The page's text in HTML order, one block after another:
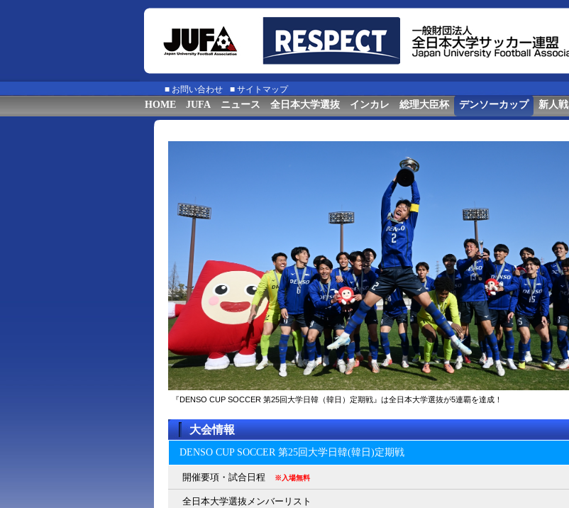
■ お問い合わせ ■ サイトマップ
HOME JUFA ニュース 全日本大学選抜 インカレ 総理大臣杯 デンソーカップ 新人戦
『DENSO CUP SOCCER 第25回大学日韓（韓日）定期戦』は全日本大学選抜が5連覇を達成！
大会情報
DENSO CUP SOCCER 第25回大学日韓(韓日)定期戦
開催要項・試合日程 ※入場無料
全日本大学選抜メンバーリスト